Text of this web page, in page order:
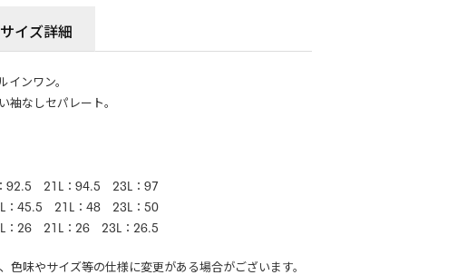
サイズ詳細
ンワン。
袖なしセパレート。
92.5 21L：94.5 23L：97
：45.5 21L：48 23L：50
：26 21L：26 23L：26.5
味やサイズ等の仕様に変更がある場合がございます。